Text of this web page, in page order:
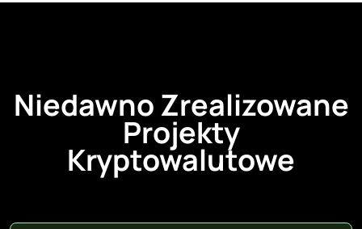
Niedawno Zrealizowane
Projekty
Kryptowalutowe